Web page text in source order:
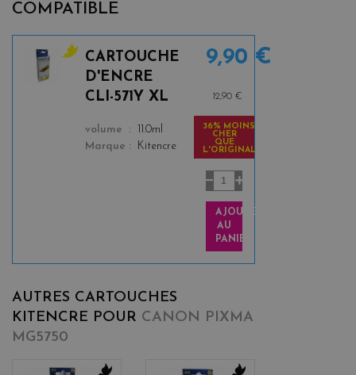
COMPATIBLE
CARTOUCHE
D'ENCRE
CLI-571Y XL
color
volume
11.0ml
Marque
Kitencre
9,90 €
12,90 €
36% MOINS
CHER
QUE
L'ORIGINAL
AJOUTER
AU
PANIER
AUTRES CARTOUCHES
KITENCRE POUR CANON PIXMA
MG5750